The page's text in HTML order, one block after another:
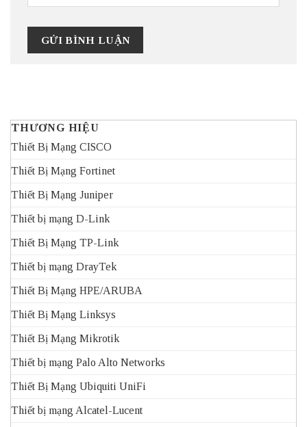
THƯƠNG HIỆU
Thiết Bị Mạng CISCO
Thiết Bị Mạng Fortinet
Thiết Bị Mạng Juniper
Thiết bị mạng D-Link
Thiết Bị Mạng TP-Link
Thiết bị mạng DrayTek
Thiết Bị Mạng HPE/ARUBA
Thiết Bị Mạng Linksys
Thiết Bị Mạng Mikrotik
Thiết bị mạng Palo Alto Networks
Thiết Bị Mạng Ubiquiti UniFi
Thiết bị mạng Alcatel-Lucent